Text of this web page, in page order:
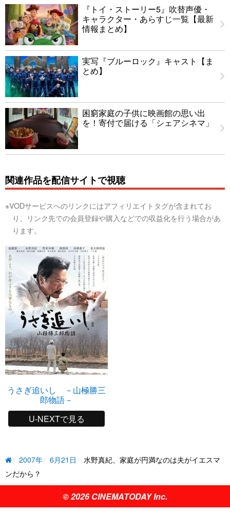
『トイ・ストーリー5』吹替声優・
キャラクター・あらすじ一覧【最新
情報まとめ】
実写『ブルーロック』キャスト【ま
とめ】
困窮家庭の子供に映画館の思い出
を！寄付で届ける「シェアシネマ」
関連作品を配信サイトで視聴
※VODサービスへのリンクにはアフィリエイトタグが含まれてお
り、リンク先での会員登録や購入などでの収益化を行う場合があ
ります。
うさぎ追いし －山極勝三
郎物語－
U-NEXTで見る
2007年 6月21日
水野真紀、家庭が円満なのは夫がイエスマ
ンだから？
© 2026 CINEMATODAY Inc.